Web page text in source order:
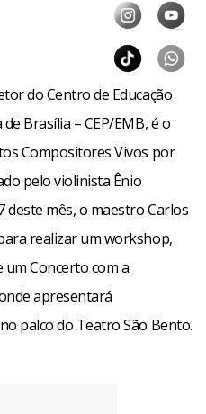
do Centro de Educação
Brasília – CEP/EMB, é o
Compositores Vivos por
pelo violinista Ênio
deste mês, o maestro Carlos
realizar um workshop,
Concerto com a
apresentará
palco do Teatro São Bento.